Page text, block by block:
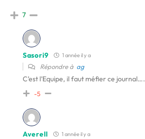
7
Sasori9 1 année il y a
Répondre à ag
C’est l’Equipe, il faut méfier ce journal….
-5
Averell 1 année il y a